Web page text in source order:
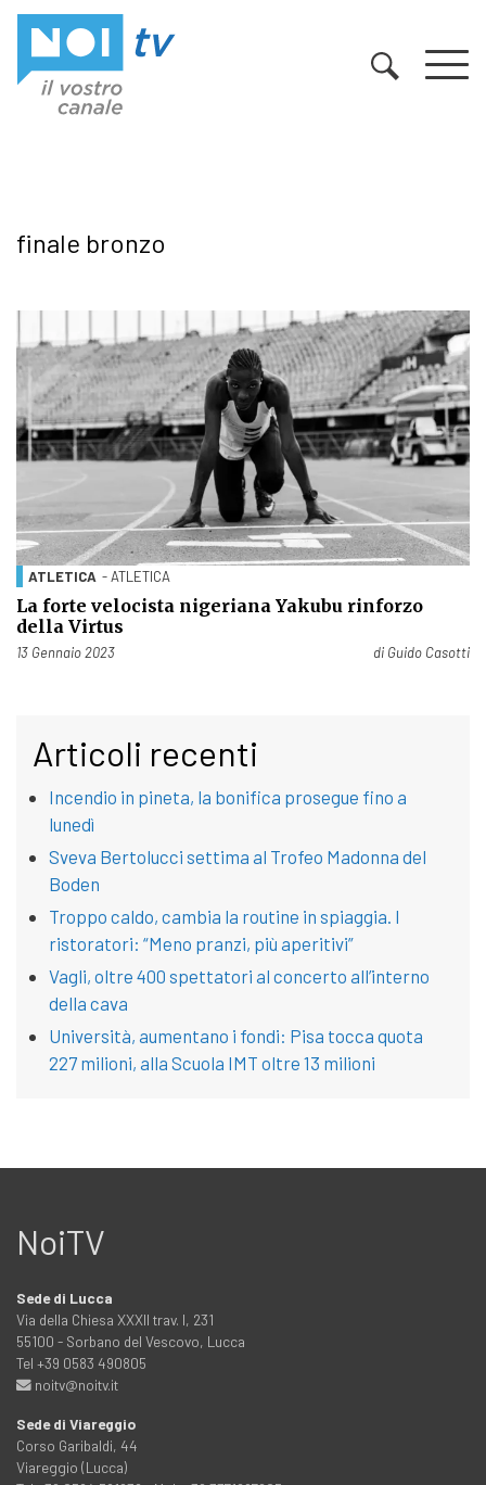
finale bronzo
ATLETICA - ATLETICA
La forte velocista nigeriana Yakubu rinforzo
della Virtus
Pubblicato il
13 Gennaio 2023 di Guido Casotti
Articoli recenti
Incendio in pineta, la bonifica prosegue fino a
lunedì
Sveva Bertolucci settima al Trofeo Madonna del
Boden
Troppo caldo, cambia la routine in spiaggia. I
ristoratori: “Meno pranzi, più aperitivi”
Vagli, oltre 400 spettatori al concerto all’interno
della cava
Università, aumentano i fondi: Pisa tocca quota
227 milioni, alla Scuola IMT oltre 13 milioni
NoiTV
Sede di Lucca
Via della Chiesa XXXII trav. I, 231
55100 - Sorbano del Vescovo, Lucca
Tel +39 0583 490805
noitv@noitv.it
Sede di Viareggio
Corso Garibaldi, 44
Viareggio (Lucca)